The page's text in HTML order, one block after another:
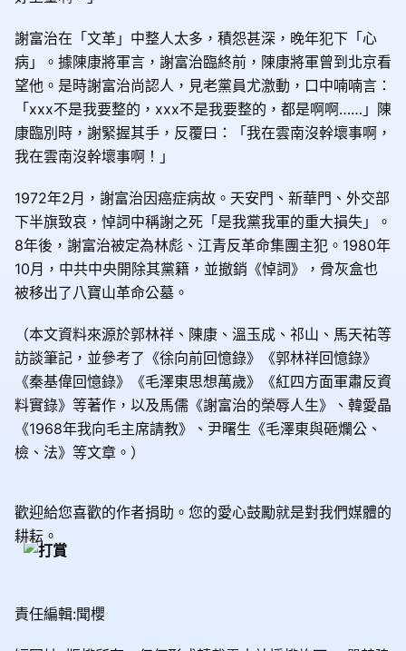
謝富治在「文革」中整人太多，積怨甚深，晚年犯下「心
病」。據陳康將軍言，謝富治臨終前，陳康將軍曾到北京看
望他。是時謝富治尚認人，見老黨員尤激動，口中喃喃言：
「xxx不是我要整的，xxx不是我要整的，都是啊啊……」陳
康臨別時，謝緊握其手，反覆曰：「我在雲南沒幹壞事啊，
我在雲南沒幹壞事啊！」
1972年2月，謝富治因癌症病故。天安門、新華門、外交部
下半旗致哀，悼詞中稱謝之死「是我黨我軍的重大損失」。
8年後，謝富治被定為林彪、江青反革命集團主犯。1980年
10月，中共中央開除其黨籍，並撤銷《悼詞》，骨灰盒也
被移出了八寶山革命公墓。
（本文資料來源於郭林祥、陳康、溫玉成、祁山、馬天祐等
訪談筆記，並參考了《徐向前回憶錄》《郭林祥回憶錄》
《秦基偉回憶錄》《毛澤東思想萬歲》《紅四方面軍肅反資
料實錄》等著作，以及馬儒《謝富治的榮辱人生》、韓愛晶
《1968年我向毛主席請教》、尹曙生《毛澤東與砸爛公、
檢、法》等文章。）
歡迎給您喜歡的作者捐助。您的愛心鼓勵就是對我們媒體的
耕耘。
責任編輯:聞櫻